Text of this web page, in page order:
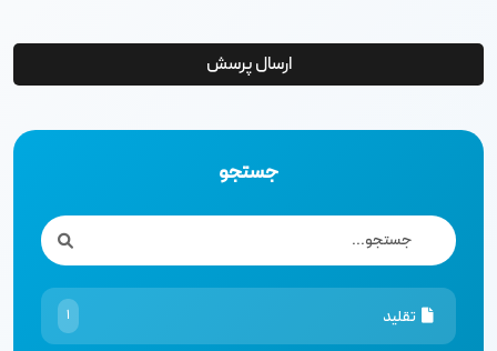
ارسال پرسش
جستجو
تقليد 1